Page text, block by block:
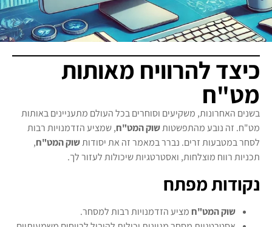
כיצד להרוויח מאותות
מט"ח
בשנים האחרונות, משקיעים וסוחרים בכל העולם מתעניינים באותות
מט"ח. זה נובע מהתפשטותשוק המט"ח, שמציע הזדמנויות רבות
לסחר במטבעות זרים. נברר במאמר זה את יסודותשוק המט"ח,
תכניות רווח מוצלחות, ואסטרטגיות שיכולות לעזור לך.
נקודות מפתח
שוק המט"חמציע הזדמנויות רבות למסחר.